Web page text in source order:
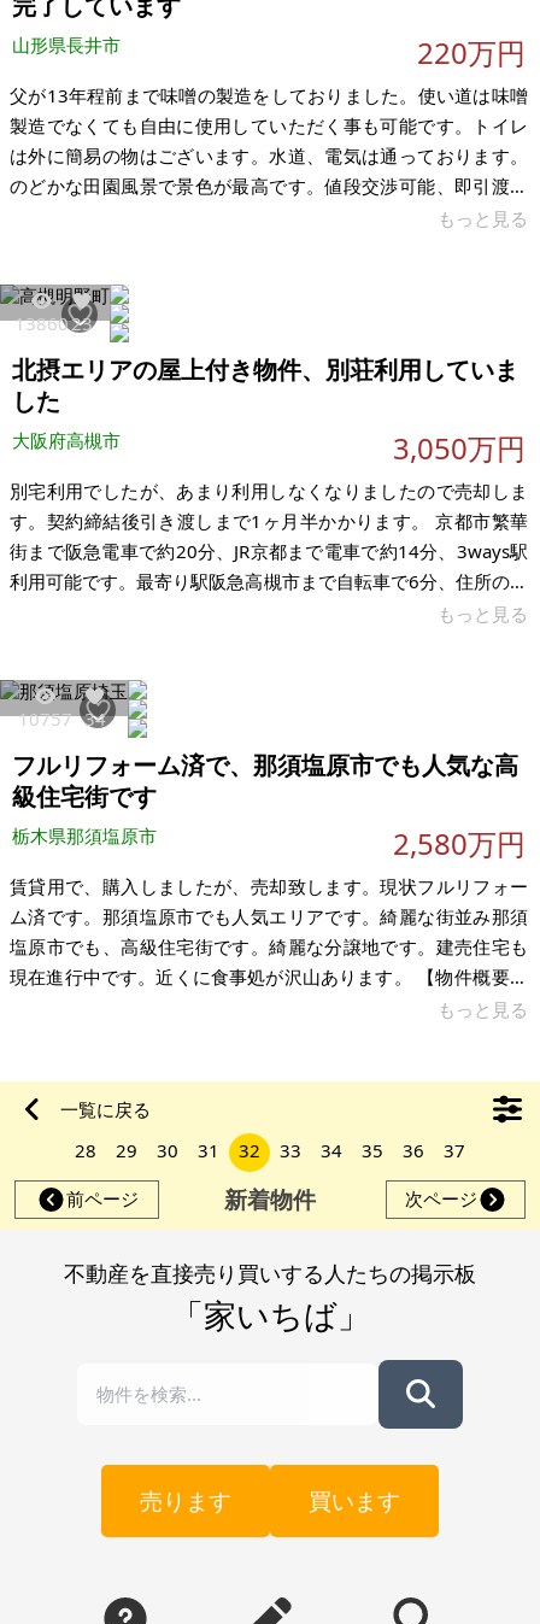
山形県長井市 220万円
父が13年程前まで味噌の製造をしておりました。使い道は味噌
製造でなくても自由に使用していただく事も可能です。トイレ
は外に簡易の物はございます。水道、電気は通っております。
のどかな田園風景で景色が最高です。値段交渉可能、即引渡し
可能です。何。賃貸の場合は月5万で考えております。 内部の
使い道は様々あるかと思います。内部の床がコンクリートにな
っており元々食品加工の工場だったので浄化槽や大型の換気扇
もついております。今の時代この規模を建てるとなると結構な
金額にはなるのでお探しの方はご連絡
もっと見る
1386023
北摂エリアの屋上付き物件、別荘利用していま
した
大阪府高槻市 3,050万円
別宅利用でしたが、あまり利用しなくなりましたので売却しま
す。契約締結後引き渡しまで1ヶ月半かかります。 京都市繁華
街まで阪急電車で約20分、JR京都まで電車で約14分、3ways駅
利用可能です。最寄り駅阪急高槻市まで自転車で6分、住所の番
地は最高にわかりやすいです。大阪市内には阪急、JRで移動可
り、螺旋階段です。人気の北摂、高槻市になります。築年数は
経っています。カーポートあり、車種によります。近隣同程度
坪数、新築価格5,100万円程度で複数売却済み、人気エリアで
す。 【物件
もっと見る
10757 34
フルリフォーム済で、那須塩原市でも人気な高
級住宅街です
栃木県那須塩原市 2,580万円
賃貸用で、購入しましたが、売却致します。現状フルリフォー
ム済です。那須塩原市でも人気エリアです。綺麗な街並み那須
塩原市でも、高級住宅街です。綺麗な分譲地です。建売住宅も
現在進行中です。近くに食事処が沢山あります。 【物件概要】
※古屋付土地 場所：栃木県那須塩原市埼玉 土地：248.05㎡ 建
可） 民泊でご利用の場合：15万円/月 ※現状有姿、および公簿
売買でのお取引きとなります。
もっと見る
一覧に戻る
28
29 30 31 32 33 34 35 36
37
前ページ
新着物件 次ページ
不動産を直接売り買いする人たちの掲示板
「家いちば」
売ります 買います